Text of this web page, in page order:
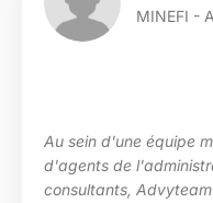
MINEFI -
Au sein d'une équipe
d'agents de
consultants, Advyteam